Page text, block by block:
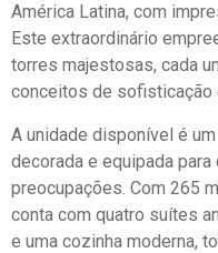
América Latina, com
Este extraordinário
torres majestosas, cada
conceitos de sofisticação
A unidade disponível é
decorada e equipada
preocupações. Com 265
conta com quatro suítes
e uma cozinha moderna,